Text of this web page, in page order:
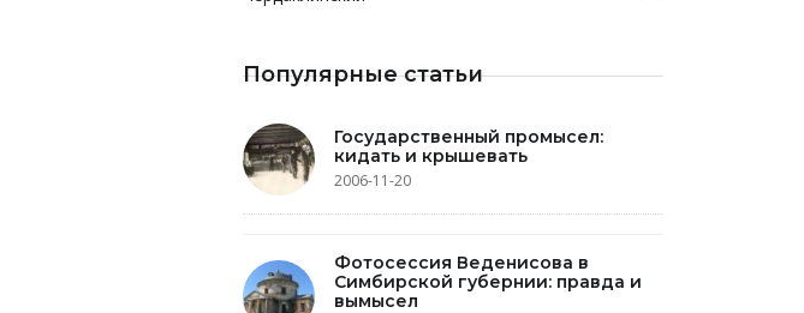
Популярные статьи
Государственный промысел:
кидать и крышевать
2006-11-20
Фотосессия Веденисова в
Симбирской губернии: правда и
вымысел